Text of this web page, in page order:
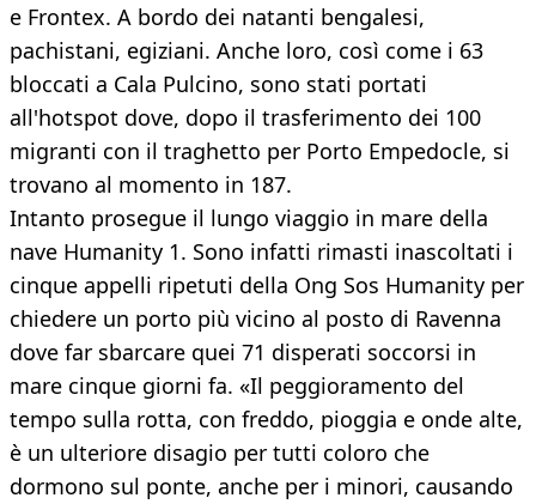
e Frontex. A bordo dei natanti bengalesi,
pachistani, egiziani. Anche loro, così come i 63
bloccati a Cala Pulcino, sono stati portati
all'hotspot dove, dopo il trasferimento dei 100
migranti con il traghetto per Porto Empedocle, si
trovano al momento in 187.
Intanto prosegue il lungo viaggio in mare della
nave Humanity 1. Sono infatti rimasti inascoltati i
cinque appelli ripetuti della Ong Sos Humanity per
chiedere un porto più vicino al posto di Ravenna
dove far sbarcare quei 71 disperati soccorsi in
mare cinque giorni fa. «Il peggioramento del
tempo sulla rotta, con freddo, pioggia e onde alte,
è un ulteriore disagio per tutti coloro che
dormono sul ponte, anche per i minori, causando